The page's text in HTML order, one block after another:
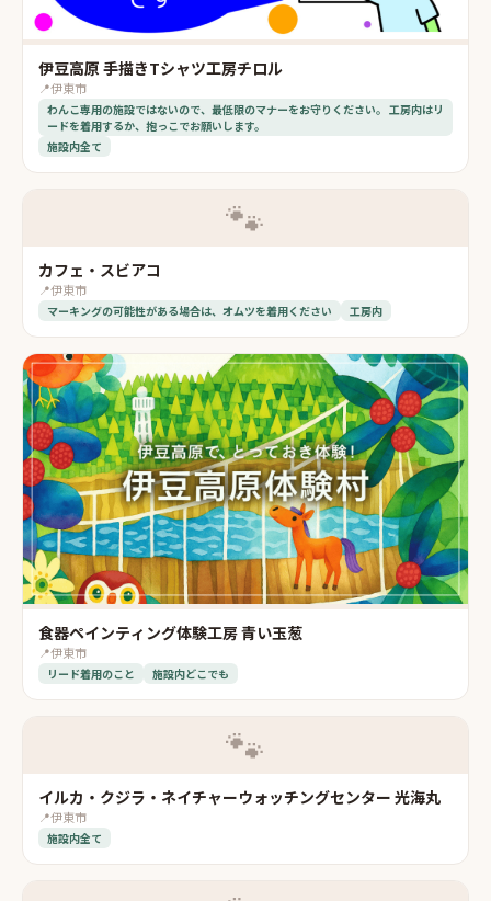
伊豆高原 手描きTシャツ工房チロル
📍伊東市
わんこ専用の施設ではないので、最低限のマナーをお守りください。 工房内はリ
ードを着用するか、抱っこでお願いします。
施設内全て
🐾
カフェ・スビアコ
📍伊東市
マーキングの可能性がある場合は、オムツを着用ください 工房内
食器ペインティング体験工房 青い玉葱
📍伊東市
リード着用のこと 施設内どこでも
🐾
イルカ・クジラ・ネイチャーウォッチングセンター 光海丸
📍伊東市
施設内全て